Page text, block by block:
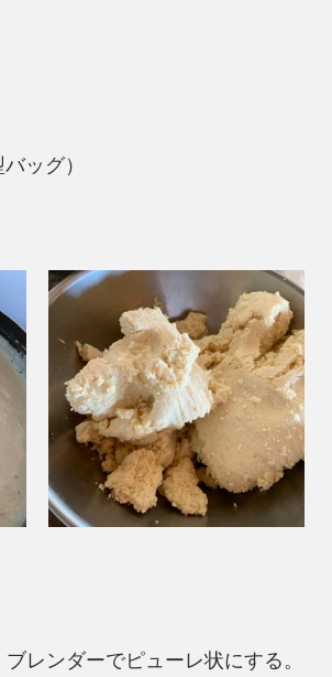
ッグ）
レンダーでピューレ状にする。